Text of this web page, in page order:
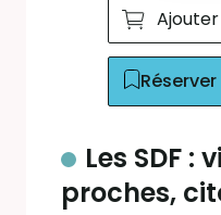
Réserver
Les SDF :
proches,